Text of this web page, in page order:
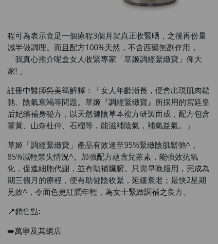
程可為表示食足一個療程3個月就真正收緊晒，之後再份量
減半做調理。而且配方100%天然，不含西藥無副作用，
「我真心推介呢盒女人收緊專家「草姬調經緊緻寶」俾大
家! 」
註冊中醫師吳美筠解釋：「女人年齡漸長，便會出現肌肉鬆
弛、陰氣衰竭等問題。草姬『調經緊緻寶』所採用的宮廷皇
后妃繽補身秘方，以天然健陰草本複方研製而成，配方包含
薑黃、山奈杜仲、石榴等，能滋補陰氣，補氣益氣。」
草姬「調經緊緻寶」產品有效達至95%緊緻陰肌鬆弛^，
85%減輕禁失情況^。加強配方蘊含兒茶素，能強效抗氧
化，促進細胞代謝，並有助補臟腑。只需早晚服用，完成為
期三個月的療程，便有助健陰收緊，延緩衰老；最快2星期
見效^，令面色更紅潤年輕，為女士緊緻調補之良方。
📍銷售點:
➡️萬寧及其網店